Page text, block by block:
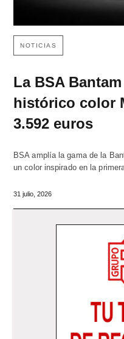
NOTICIAS
La BSA
histórico color
3.592 euros
BSA amplía la gama de la
un color inspirado en la
31 julio, 2026